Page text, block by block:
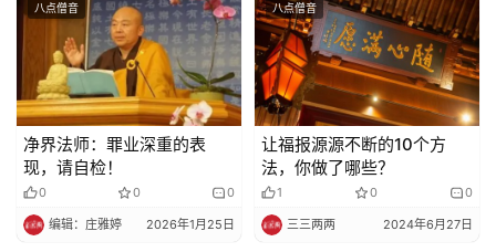
八点僧音
净界法师：罪业深重的表
现，请自检！
0 0 0
编辑：庄雅婷 2026年1月25日
八点僧音
让福报源源不断的10个方
法，你做了哪些？
1 0 0
三三两两 2024年6月27日